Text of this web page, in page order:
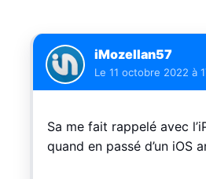
iMozellan57
Le 11 octobre 2022 à
Sa me fait rappelé avec
quand en passé d’un iOS